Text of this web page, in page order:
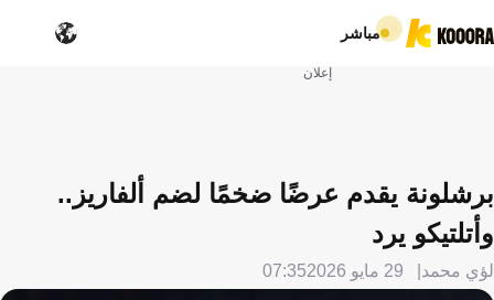
مباشر
إعلان
برشلونة يقدم عرضًا ضخمًا لضم ألفاريز..
وأتلتيكو يرد
لؤي محمد 29 مايو 2026 07:35